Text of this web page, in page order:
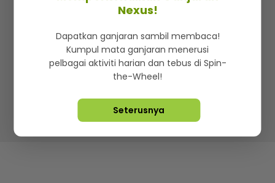
Iklan di SMG360
Terma & Syarat Dasar Privasi
Lebih hot, viral dan sensasi
Hakcipta Terpelihara ©2026. Star Media Group Berhad
Nexus!
Dapatkan ganjaran sambil membaca!
Kumpul mata ganjaran menerusi
pelbagai aktiviti harian dan tebus di Spin-
the-Wheel!
Seterusnya